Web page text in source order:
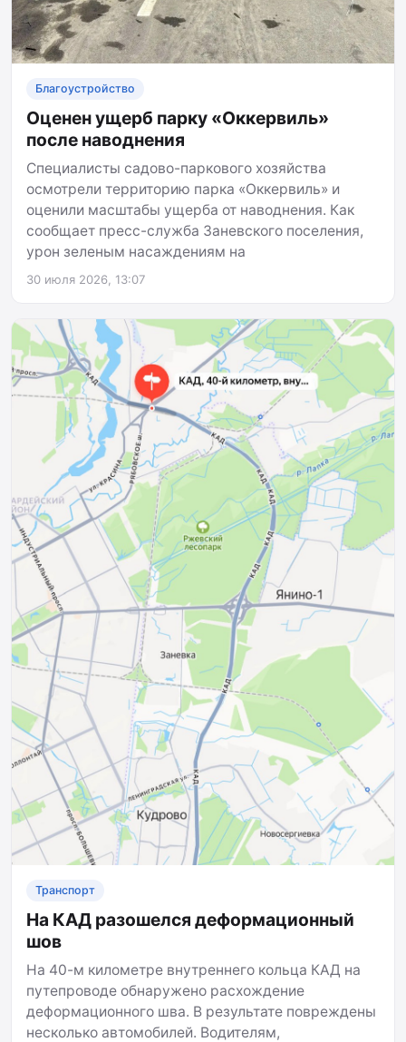
Благоустройство
Оценен ущерб парку «Оккервиль»
после наводнения
Специалисты садово-паркового хозяйства
осмотрели территорию парка «Оккервиль» и
оценили масштабы ущерба от наводнения. Как
сообщает пресс-служба Заневского поселения,
урон зеленым насаждениям на
30 июля 2026, 13:07
Транспорт
На КАД разошелся деформационный
шов
На 40-м километре внутреннего кольца КАД на
путепроводе обнаружено расхождение
деформационного шва. В результате повреждены
несколько автомобилей. Водителям,